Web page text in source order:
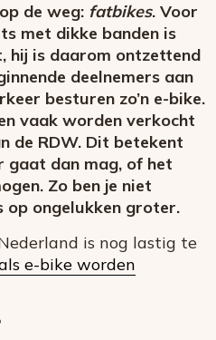
de weg: fatbikes. Voor
met dikke banden is
hij is daarom ontzettend
deelnemers aan
besturen zo’n e-bike.
vaak worden verkocht
de RDW. Dit betekent
gaat dan mag, of het
Zo ben je niet
op ongelukken groter.
is nog lastig te
e-bike worden